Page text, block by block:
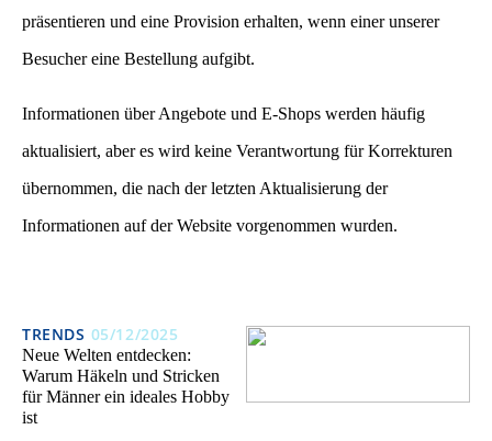
präsentieren und eine Provision erhalten, wenn einer unserer
Besucher eine Bestellung aufgibt.
Informationen über Angebote und E-Shops werden häufig
aktualisiert, aber es wird keine Verantwortung für Korrekturen
übernommen, die nach der letzten Aktualisierung der
Informationen auf der Website vorgenommen wurden.
TRENDS 05/12/2025
Neue Welten entdecken:
Warum Häkeln und Stricken
für Männer ein ideales Hobby
ist